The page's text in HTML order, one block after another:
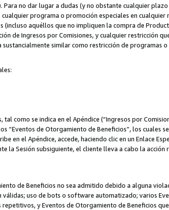
no dar lugar a dudas (y no obstante cualquier
programa o promoción especiales en cualquier
aquéllos que no impliquen la compra de
de Ingresos por Comisiones, y cualquier restricción
similar como restricción de programas
como se indica en el Apéndice (“Ingresos por
“Eventos de Otorgamiento de Beneficios”, los cuales
el Apéndice, accede, haciendo clic en un Enlace
la Sesión subsiguiente, el cliente lleva a cabo la
de Beneficios no sea admitido debido a alguna
uso de bots o software automatizado; varios
y Eventos de Otorgamiento de Beneficios